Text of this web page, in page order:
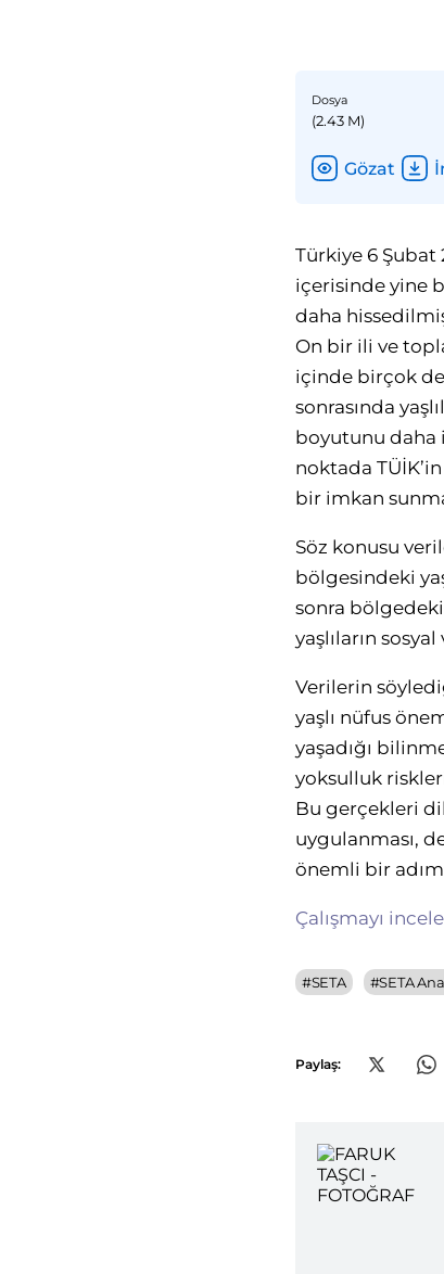
Dosya
(2.43 M)
Gözat
Türkiye 6 Şubat
içerisinde yine
daha
On bir ili ve
içinde birçok
sonrasında
boyutunu daha
noktada
bir imkan
Söz konusu
bölgesindeki
sonra
yaşlıların
Verilerin
yaşlı nüfus
yaşadığı
yoksulluk
Bu gerçekleri
uygulanması,
önemli bir
Çalışmayı
#SETA #SETA
Paylaş: